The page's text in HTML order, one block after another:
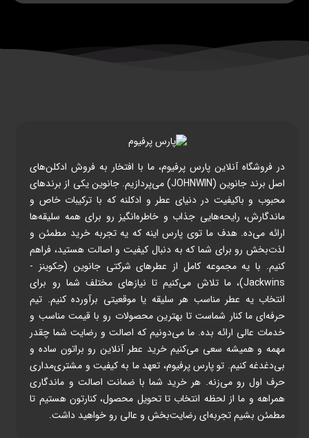
در فروشگاه آنلاین پارس پرفیوم، ما با افتخار به فروش ادکلن‌های
اصل برند جانوین (JOHNWIN) می‌پردازیم. جانوین یکی از برندهای
محبوب و باکیفیت در دنیای عطر و ادکلنه که با ترکیبات خاص و
ماندگارش، رایحه‌هایی جذاب و خاطره‌انگیز رو برای همه سلیقه‌ها
ارائه می‌ده. هدف ما توی پارس اینه که یه تجربه خرید مطمئن و
لذت‌بخش رو برای شما که به دنبال کیفیت و اصالت هستید، فراهم
کنیم. با یه مجموعه کامل از عطرهای شرکتی جانوین (جکوینز -
Jackwins)، ما تلاش می‌کنیم تا نیازهای مختلف شما رو برای
انتخاب یه عطر مناسب هر سلیقه یا موقعیتی برآورده کنیم. تیم
حرفه‌ای ما کنار شماست تا بهترین محصولات رو با قیمت مناسب و
خدمات عالی ارائه بده. ما می‌دونیم که اصالت و رضایت شما چقدر
مهمه و همیشه سعی می‌کنیم خرید عطر آنلاین رو براتون ساده و
بی‌دغدغه کنیم. تو پارس پرفیوم، تعهد ما به کیفیت و مشتری‌مداری
حرف اول رو می‌زنه. هر خرید شما با ضمانت اصالت و ماندگاری
همراهه و ما از لحظه انتخاب تا تحویل محصول، کنارتون هستیم تا
مطمئن بشیم تجربه‌ای رضایت‌بخش و عالی رو خواهید داشت.